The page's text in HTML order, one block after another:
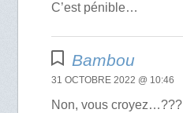
C’est pénible…
Bambou
31 OCTOBRE 2022 @ 10:46
Non, vous croyez…???